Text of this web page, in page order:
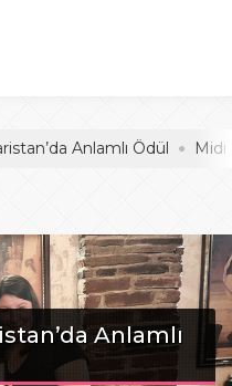
Anlamlı Ödül Midi
Anlamlı